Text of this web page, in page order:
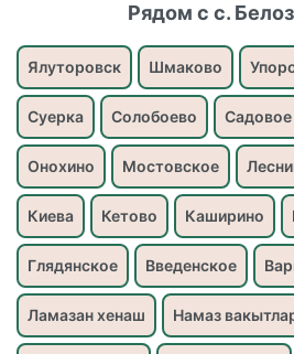
Рядом с с.
Ялуторовск Шмаково
Суерка Солобоево Садовое
Онохино Мостовское
Киева Кетово Каширино
Глядянское Введенское
Ламазан хенаш Намаз